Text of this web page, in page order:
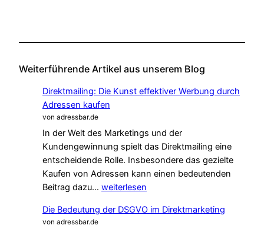
Weiterführende Artikel aus unserem Blog
Direktmailing: Die Kunst effektiver Werbung durch
Adressen kaufen
von adressbar.de
In der Welt des Marketings und der
Kundengewinnung spielt das Direktmailing eine
entscheidende Rolle. Insbesondere das gezielte
Kaufen von Adressen kann einen bedeutenden
Beitrag dazu… Direktmailing:
Kunst
weiterlesen
Die Bedeutung der DSGVO im Direktmarketing
von adressbar.de